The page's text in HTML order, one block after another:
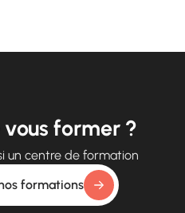
vous former ?
un centre de formation
formations